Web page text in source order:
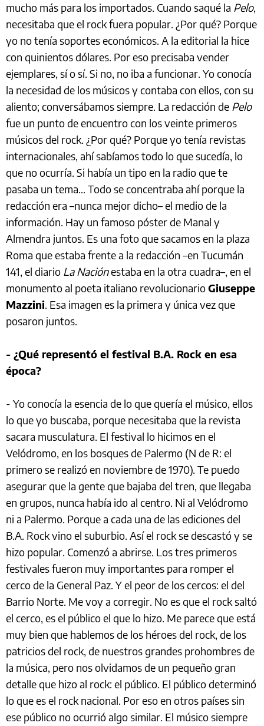
mucho más para los importados. Cuando saqué la Pelo,
necesitaba que el rock fuera popular. ¿Por qué? Porque
yo no tenía soportes económicos. A la editorial la hice
con quinientos dólares. Por eso precisaba vender
ejemplares, sí o sí. Si no, no iba a funcionar. Yo conocía
la necesidad de los músicos y contaba con ellos, con su
aliento; conversábamos siempre. La redacción de Pelo
fue un punto de encuentro con los veinte primeros
músicos del rock. ¿Por qué? Porque yo tenía revistas
internacionales, ahí sabíamos todo lo que sucedía, lo
que no ocurría. Si había un tipo en la radio que te
pasaba un tema… Todo se concentraba ahí porque la
redacción era –nunca mejor dicho– el medio de la
información. Hay un famoso póster de Manal y
Almendra juntos. Es una foto que sacamos en la plaza
Roma que estaba frente a la redacción –en Tucumán
141, el diario La Naciónestaba en la otra cuadra–, en el
monumento al poeta italiano revolucionarioGiuseppe
Mazzini. Esa imagen es la primera y única vez que
posaron juntos.
- ¿Qué representó el festival B.A. Rock en esa
época?
- Yo conocía la esencia de lo que quería el músico, ellos
lo que yo buscaba, porque necesitaba que la revista
sacara musculatura. El festival lo hicimos en el
Velódromo, en los bosques de Palermo (N de R: el
primero se realizó en noviembre de 1970). Te puedo
asegurar que la gente que bajaba del tren, que llegaba
en grupos, nunca había ido al centro. Ni al Velódromo
ni a Palermo. Porque a cada una de las ediciones del
B.A. Rock vino el suburbio. Así el rock se descastó y se
hizo popular. Comenzó a abrirse. Los tres primeros
festivales fueron muy importantes para romper el
cerco de la General Paz. Y el peor de los cercos: el del
Barrio Norte. Me voy a corregir. No es que el rock saltó
el cerco, es el público el que lo hizo. Me parece que está
muy bien que hablemos de los héroes del rock, de los
patricios del rock, de nuestros grandes prohombres de
la música, pero nos olvidamos de un pequeño gran
detalle que hizo al rock: el público. El público determinó
lo que es el rock nacional. Por eso en otros países sin
ese público no ocurrió algo similar. El músico siempre